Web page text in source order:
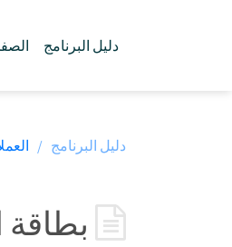
دليل البرنامج
دليل البرنامج /